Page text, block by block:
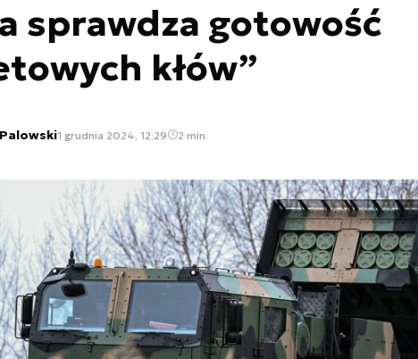
sprawdza gotowość
kłów”
1 grudnia 2024, 12:29 2 min.